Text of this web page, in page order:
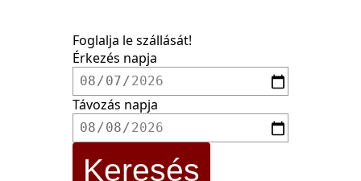
Foglalja le szállását!
Érkezés napja
Távozás napja